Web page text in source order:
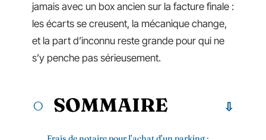
jamais avec un box ancien sur la facture finale :
les écarts se creusent, la mécanique change,
et la part d’inconnu reste grande pour qui ne
s’y penche pas sérieusement.
SOMMAIRE